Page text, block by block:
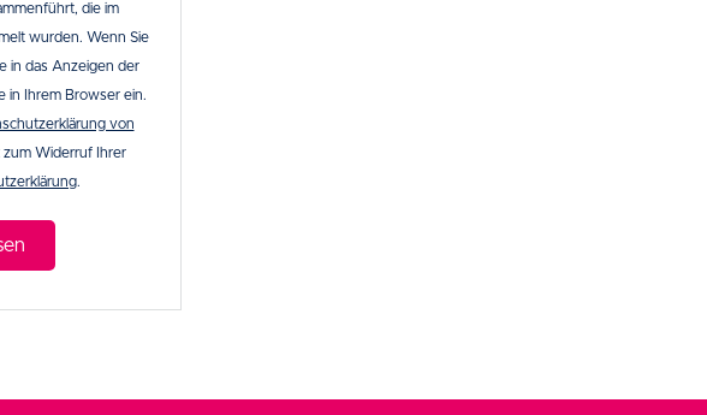
die im
wurden. Wenn Sie
in das Anzeigen der
in Ihrem Browser ein.
von
zum Widerruf Ihrer
.